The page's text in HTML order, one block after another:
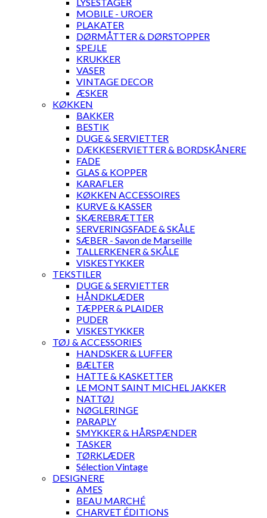
MOBILE - UROER
PLAKATER
DØRMÅTTER & DØRSTOPPER
SPEJLE
KRUKKER
VASER
VINTAGE DECOR
ÆSKER
KØKKEN
BAKKER
BESTIK
DUGE & SERVIETTER
DÆKKESERVIETTER & BORDSKÅNERE
FADE
GLAS & KOPPER
KARAFLER
KØKKEN ACCESSOIRES
KURVE & KASSER
SKÆREBRÆTTER
SERVERINGSFADE & SKÅLE
SÆBER - Savon de Marseille
TALLERKENER & SKÅLE
VISKESTYKKER
TEKSTILER
DUGE & SERVIETTER
HÅNDKLÆDER
TÆPPER & PLAIDER
PUDER
VISKESTYKKER
TØJ & ACCESSORIES
HANDSKER & LUFFER
BÆLTER
HATTE & KASKETTER
LE MONT SAINT MICHEL JAKKER
NATTØJ
NØGLERINGE
PARAPLY
SMYKKER & HÅRSPÆNDER
TASKER
TØRKLÆDER
Sélection Vintage
DESIGNERE
AMES
BEAU MARCHÉ
CHARVET ÉDITIONS